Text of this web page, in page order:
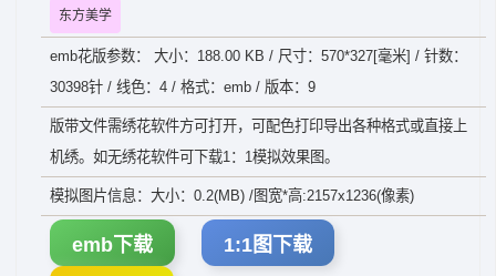
东方美学
emb花版参数： 大小：188.00 KB / 尺寸：570*327[毫米] / 针数：
30398针 / 线色：4 / 格式：emb / 版本：9
版带文件需绣花软件方可打开，可配色打印导出各种格式或直接上
机绣。如无绣花软件可下载1：1模拟效果图。
模拟图片信息：大小：0.2(MB) /图宽*高:2157x1236(像素)
emb下载 1:1图下载